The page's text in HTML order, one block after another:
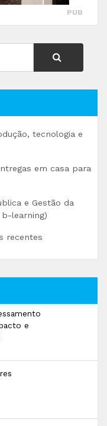
PUB
tecnologia e
em casa para
e Gestão da
b-learning)
recentes
e